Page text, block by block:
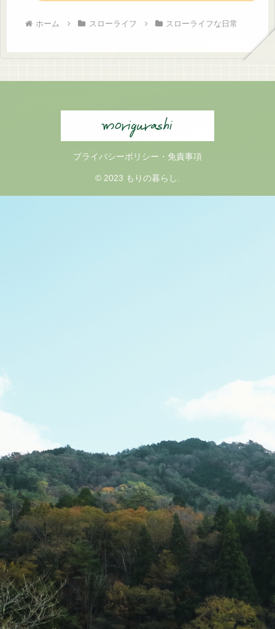
ホーム スローライフ スローライフな日常
プライバシーポリシー・免責事項
© 2023 もりの暮らし.